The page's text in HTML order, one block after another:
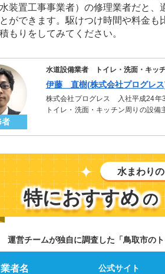
水装置工事事業者）の修理業者だと
ができます。駆けつけ時間や料金
もりをしてみてください。
者
水道設備業者 トイレ・洗面・キッ
伊藤 直樹(株式会社プログレ
株式会社プログレス 入社平成24年
トイレ・洗面・キッチン周りの設
水まわり
特におすすめの
運営チームが独自に調査した「鳥取市の
業者名 公式サイト